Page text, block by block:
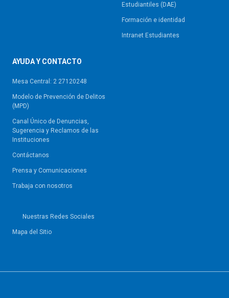
Estudiantiles (DAE)
Formación e identidad
Intranet Estudiantes
AYUDA Y CONTACTO
Mesa Central: 2 27120248
Modelo de Prevención de Delitos
(MPD)
Canal Único de Denuncias,
Sugerencia y Reclamos de las
Instituciones
Contáctanos
Prensa y Comunicaciones
Trabaja con nosotros
Nuestras Redes Sociales
Mapa del Sitio